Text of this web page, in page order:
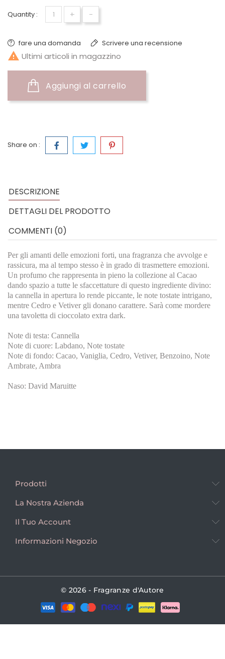
Quantity : + -
fare una domanda Scrivere una recensione
 Ultimi articoli in magazzino
Aggiungi al carrello
Share on :
DESCRIZIONE
DETTAGLI DEL PRODOTTO
COMMENTI (0)
Per gli amanti delle emozioni forti, una fragranza che avvolge e
rassicura, ma al tempo stesso è in grado di trasmettere emozioni.
Un profumo che rappresenta in pieno la collezione al Cacao
dando spazio a tutte le sfaccettature di questo ingrediente divino:
la cannella in apertura lo rende piccante, le note tostate intrigano,
mentre Cedro e Vetiver gli donano carattere. Sarà come mordere
una tavoletta di cioccolato extra dark.
Note di testa: Cannella
Note di cuore: Labdano, Note tostate
Note di fondo: Cacao, Vaniglia, Cedro, Vetiver, Benzoino, Note
Ambrate, Ambra
Naso: David Maruitte
Prodotti
La Nostra Azienda
Il Tuo Account
Informazioni Negozio
© 2026 - Fragranze d'Autore